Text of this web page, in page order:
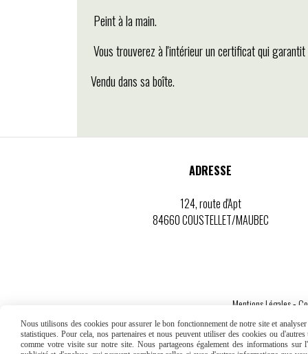
Peint à la main.
Vous trouverez à l'intérieur un certificat qui
Vendu dans sa boîte.
ADRESSE
124, route d'Apt
84660 COUSTELLET/MAUBEC
Mentions Légales
Nous utilisons des cookies pour assurer le bon fonctionnement de notre site et
statistiques. Pour cela, nos partenaires et nous peuvent utiliser des cookies ou
comme votre visite sur notre site. Nous partageons également des informations